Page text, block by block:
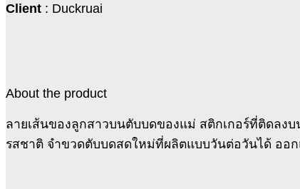
Client : Duckruai
About the product
ลายเส้นของลูกสาวบนตับบดของแม่ สติกเกอร์ที่ติดล
รสชาติ จำขวดตับบดสดใหม่ที่ผลิตแบบวันต่อวันได้ ออ